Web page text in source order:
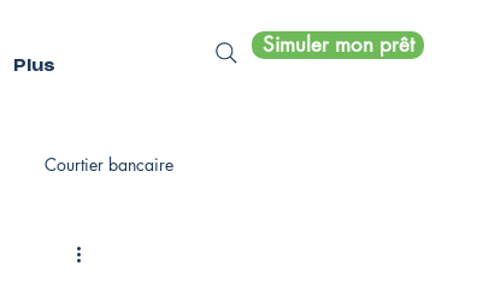
Plus
Simuler mon prêt
Courtier bancaire